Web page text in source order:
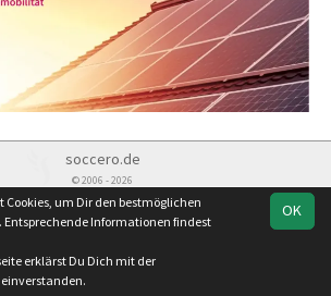
soccero.de
© 2006 - 2026
Kontakt Impressum Datenschutz OK
Cookies, um Dir den bestmöglichen
Entsprechende Informationen findest
erklärst Du Dich mit der
einverstanden.